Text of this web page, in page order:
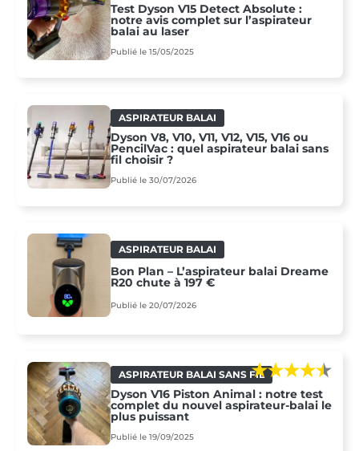
Test Dyson V15 Detect Absolute :
notre avis complet sur l’aspirateur
balai au laser
Publié le 15/05/2025
ASPIRATEUR BALAI
Dyson V8, V10, V11, V12, V15, V16 ou
PencilVac : quel aspirateur balai sans
fil choisir ?
Publié le 30/07/2026
ASPIRATEUR BALAI
Bon Plan – L’aspirateur balai Dreame
R20 chute à 197 €
Publié le 20/07/2026
ASPIRATEUR BALAI SANS FIL
Dyson V16 Piston Animal : notre test
complet du nouvel aspirateur-balai le
plus puissant
Publié le 19/09/2025